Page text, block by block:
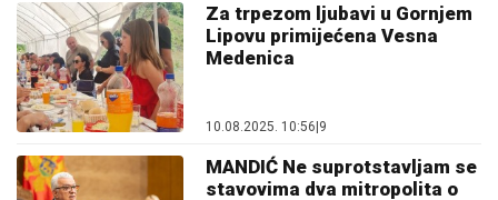
Za trpezom ljubavi u Gornjem
Lipovu primijećena Vesna
Medenica
10.08.2025. 10:56|9
MANDIĆ Ne suprotstavljam se
stavovima dva mitropolita o